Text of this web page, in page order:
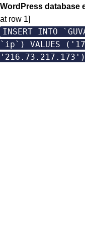
WordPress database
at row 1]
INSERT INTO
`ip`) VALUES
'216.73.217.173')